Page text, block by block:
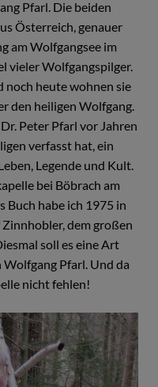
Pfarl. Die beiden
Österreich, genauer
am Wolfgangsee im
vieler Wolfgangspilger.
noch heute wohnen sie
den heiligen Wolfgang.
Peter Pfarl vor Jahren
verfasst hat, ein
Legende und Kult.
bei Böbrach am
Buch habe ich 1975 in
dem großen
soll es eine Art
Pfarl. Und da
nicht fehlen!